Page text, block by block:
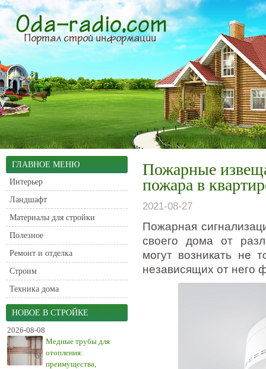
ГЛАВНОЕ МЕНЮ
Интерьер
Ландшафт
Материалы для стройки
Полезное
Ремонт и отделка
Строим
Техника дома
НОВОЕ В СТРОЙКЕ
2026-08-08
Медные трубы для
отопления:
преимущества,
Пожарные
пожара в
2021-08-27
Пожарная
своего дома от
могут возникать не
независящих от него